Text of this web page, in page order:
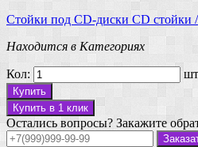
Стойки под CD-диски CD стойки
Находится в Категориях
Кол: шт
Купить
Купить в 1 клик
Остались вопросы? Закажите